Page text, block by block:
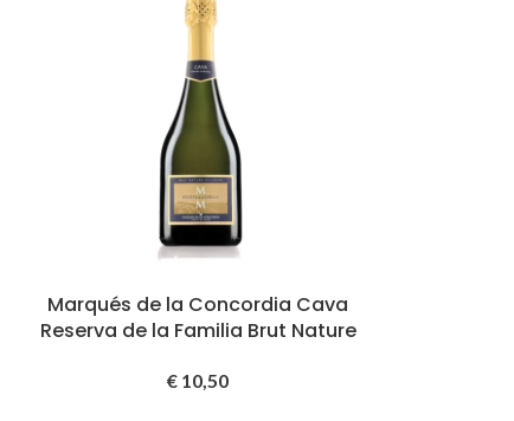
Marqués de la Concordia Cava
Reserva de la Familia Brut Nature
€ 10,50